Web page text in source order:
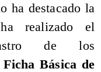
ha destacado la
realizado el
de los
Ficha Básica de